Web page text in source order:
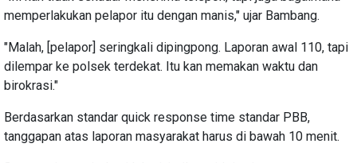
memperlakukan pelapor itu dengan manis," ujar Bambang.
"Malah, [pelapor] seringkali dipingpong. Laporan awal 110, tapi
dilempar ke polsek terdekat. Itu kan memakan waktu dan
birokrasi."
Berdasarkan standar quick response time standar PBB,
tanggapan atas laporan masyarakat harus di bawah 10 menit.